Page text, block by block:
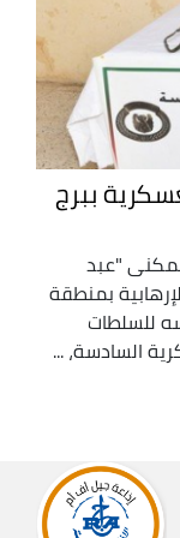
ببرج
"عبد
بمنطقة
نفسه للسلطات
السادسة، ...